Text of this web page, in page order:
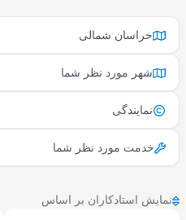
خراسان شمالی
شهر مورد نظر شما
نمایندگی
خدمت مورد نظر شما
نمایش استادکاران بر اساس